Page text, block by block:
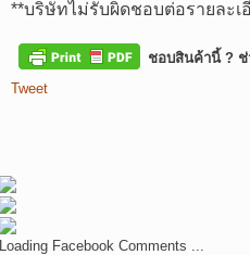
**บริษัทไม่รับผิดชอบต่อรายละ
ชอบสินค้านี้ ?
Tweet
Loading Facebook Comments ...